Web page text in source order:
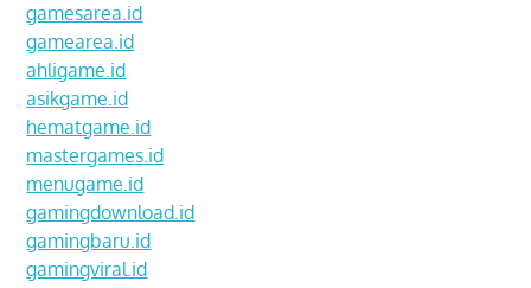
gamesarea.id
gamearea.id
ahligame.id
asikgame.id
hematgame.id
mastergames.id
menugame.id
gamingdownload.id
gamingbaru.id
gamingviral.id